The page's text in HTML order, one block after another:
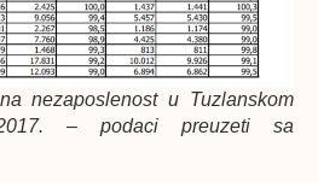
u Tuzlanskom
– podaci preuzeti sa